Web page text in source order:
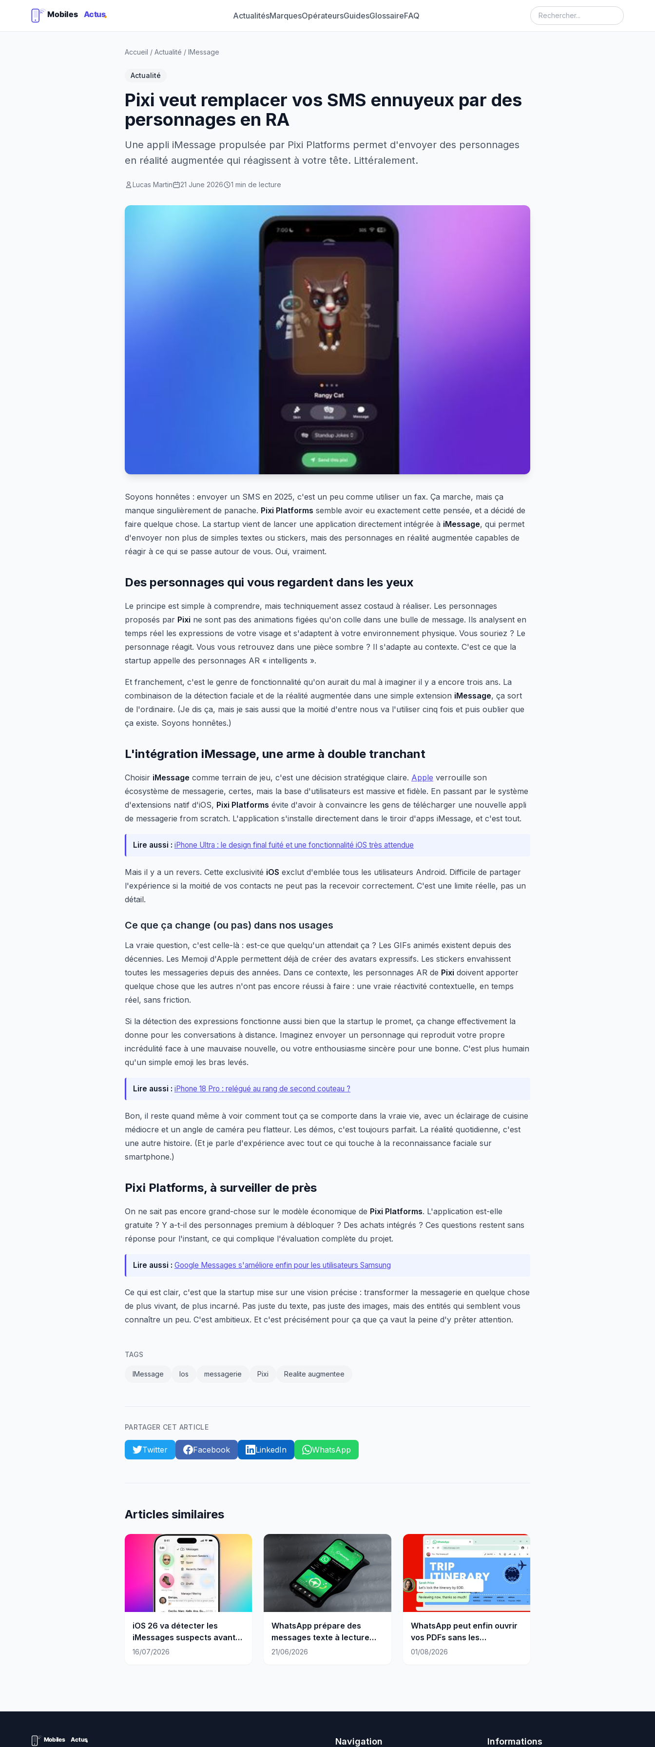
ActualitésMarquesOpérateursGuidesGlossaireFAQ
Accueil / Actualité / IMessage
Actualité
Pixi veut remplacer vos SMS ennuyeux par des
personnages en RA
Une appli iMessage propulsée par Pixi Platforms permet d'envoyer des personnages
en réalité augmentée qui réagissent à votre tête. Littéralement.
Lucas Martin 21 June 2026 1 min de lecture
Soyons honnêtes : envoyer un SMS en 2025, c'est un peu comme utiliser un fax. Ça marche, mais ça
manque singulièrement de panache. Pixi Platforms semble avoir eu exactement cette pensée, et a décidé de
faire quelque chose. La startup vient de lancer une application directement intégrée à iMessage, qui permet
d'envoyer non plus de simples textes ou stickers, mais des personnages en réalité augmentée capables de
réagir à ce qui se passe autour de vous. Oui, vraiment.
Des personnages qui vous regardent dans les yeux
Le principe est simple à comprendre, mais techniquement assez costaud à réaliser. Les personnages
proposés par Pixi ne sont pas des animations figées qu'on colle dans une bulle de message. Ils analysent en
temps réel les expressions de votre visage et s'adaptent à votre environnement physique. Vous souriez ? Le
personnage réagit. Vous vous retrouvez dans une pièce sombre ? Il s'adapte au contexte. C'est ce que la
startup appelle des personnages AR « intelligents ».
Et franchement, c'est le genre de fonctionnalité qu'on aurait du mal à imaginer il y a encore trois ans. La
combinaison de la détection faciale et de la réalité augmentée dans une simple extension iMessage, ça sort
de l'ordinaire. (Je dis ça, mais je sais aussi que la moitié d'entre nous va l'utiliser cinq fois et puis oublier que
ça existe. Soyons honnêtes.)
L'intégration iMessage, une arme à double tranchant
Choisir iMessage comme terrain de jeu, c'est une décision stratégique claire. Apple verrouille son
écosystème de messagerie, certes, mais la base d'utilisateurs est massive et fidèle. En passant par le système
d'extensions natif d'iOS, Pixi Platforms évite d'avoir à convaincre les gens de télécharger une nouvelle appli
de messagerie from scratch. L'application s'installe directement dans le tiroir d'apps iMessage, et c'est tout.
Lire aussi : iPhone Ultra : le design final fuité et une fonctionnalité iOS très attendue
Mais il y a un revers. Cette exclusivité iOS exclut d'emblée tous les utilisateurs Android. Difficile de partager
l'expérience si la moitié de vos contacts ne peut pas la recevoir correctement. C'est une limite réelle, pas un
détail.
Ce que ça change (ou pas) dans nos usages
La vraie question, c'est celle-là : est-ce que quelqu'un attendait ça ? Les GIFs animés existent depuis des
décennies. Les Memoji d'Apple permettent déjà de créer des avatars expressifs. Les stickers envahissent
toutes les messageries depuis des années. Dans ce contexte, les personnages AR de Pixi doivent apporter
quelque chose que les autres n'ont pas encore réussi à faire : une vraie réactivité contextuelle, en temps
réel, sans friction.
Si la détection des expressions fonctionne aussi bien que la startup le promet, ça change effectivement la
donne pour les conversations à distance. Imaginez envoyer un personnage qui reproduit votre propre
incrédulité face à une mauvaise nouvelle, ou votre enthousiasme sincère pour une bonne. C'est plus humain
qu'un simple emoji les bras levés.
Lire aussi : iPhone 18 Pro : relégué au rang de second couteau ?
Bon, il reste quand même à voir comment tout ça se comporte dans la vraie vie, avec un éclairage de cuisine
médiocre et un angle de caméra peu flatteur. Les démos, c'est toujours parfait. La réalité quotidienne, c'est
une autre histoire. (Et je parle d'expérience avec tout ce qui touche à la reconnaissance faciale sur
smartphone.)
Pixi Platforms, à surveiller de près
On ne sait pas encore grand-chose sur le modèle économique de Pixi Platforms. L'application est-elle
gratuite ? Y a-t-il des personnages premium à débloquer ? Des achats intégrés ? Ces questions restent sans
réponse pour l'instant, ce qui complique l'évaluation complète du projet.
Lire aussi : Google Messages s'améliore enfin pour les utilisateurs Samsung
Ce qui est clair, c'est que la startup mise sur une vision précise : transformer la messagerie en quelque chose
de plus vivant, de plus incarné. Pas juste du texte, pas juste des images, mais des entités qui semblent vous
connaître un peu. C'est ambitieux. Et c'est précisément pour ça que ça vaut la peine d'y prêter attention.
TAGS
IMessage Ios messagerie Pixi Realite augmentee
PARTAGER CET ARTICLE
Twitter Facebook LinkedIn WhatsApp
Articles similaires
iOS 26 va détecter les
iMessages suspects avant
qu'il soit trop tard
16/07/2026
WhatsApp prépare des
messages texte à lecture
unique
21/06/2026
WhatsApp peut enfin ouvrir
vos PDFs sans les
télécharger
01/08/2026
Navigation Informations